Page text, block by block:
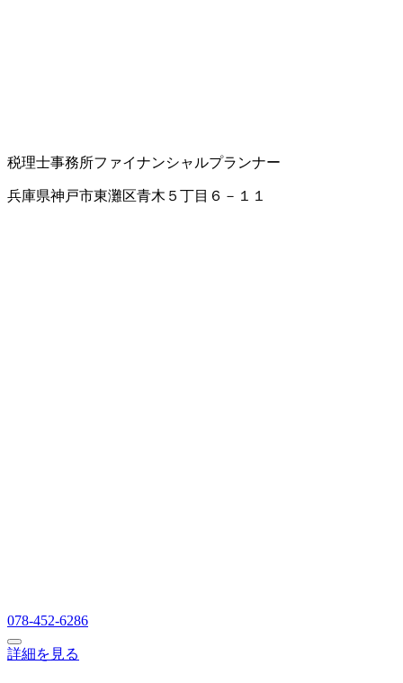
税理士事務所ファイナンシャルプランナー
兵庫県神戸市東灘区青木５丁目６－１１
078-452-6286
詳細を見る